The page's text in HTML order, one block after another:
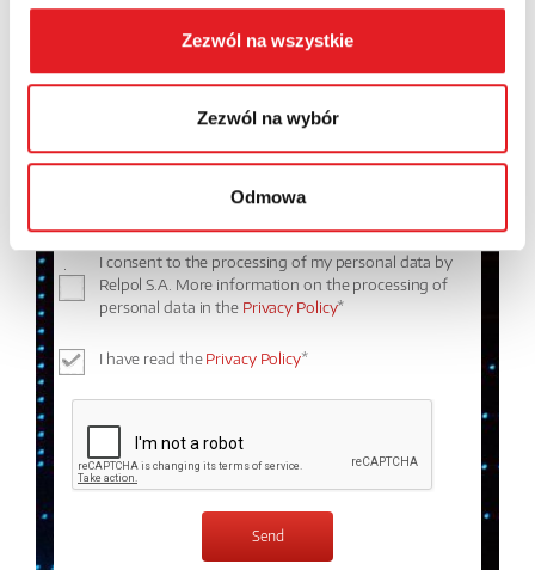
Zezwól na wszystkie
Zezwól na wybór
Odmowa
Contents: *
I consent to the processing of my personal data by
Relpol S.A. More information on the processing of
personal data in the Privacy Policy*
I have read thePrivacy Policy*